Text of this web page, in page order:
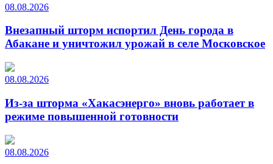
08.08.2026
Внезапный шторм испортил День города в
Абакане и уничтожил урожай в селе Московское
08.08.2026
Из-за шторма «Хакасэнерго» вновь работает в
режиме повышенной готовности
08.08.2026